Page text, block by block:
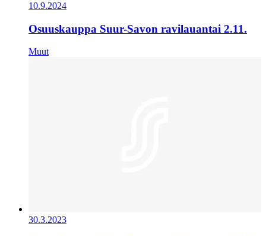
10.9.2024
Osuuskauppa Suur-Savon ravilauantai 2.11.
Muut
30.3.2023